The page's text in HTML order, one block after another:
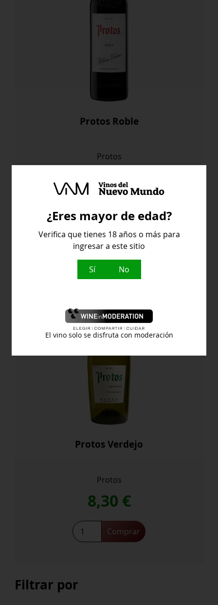
Protos Roble
Protos
10,30€
Roble
cantidad
Protos Verdejo
Protos
8,30 €
Protos
Verdejo
Comprar
Filtrar por
¿Eres mayor de edad?
Verifica que tienes 18 años o más para
ingresar a este sitio
Sí No
El vino solo se disfruta con moderación